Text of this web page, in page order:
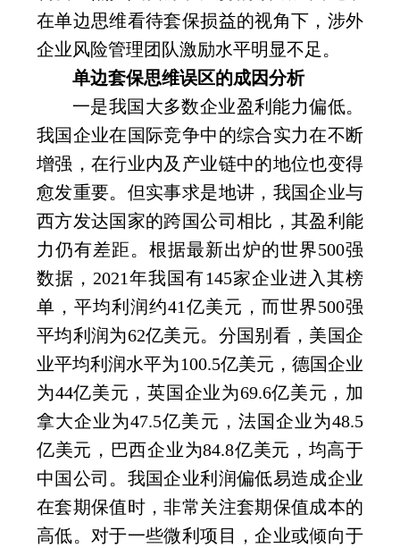
在单边思维看待套保损益的视角下，涉外
企业风险管理团队激励水平明显不足。
单边套保思维误区的成因分析
一是我国大多数企业盈利能力偏低。
我国企业在国际竞争中的综合实力在不断
增强，在行业内及产业链中的地位也变得
愈发重要。但实事求是地讲，我国企业与
西方发达国家的跨国公司相比，其盈利能
力仍有差距。根据最新出炉的世界500强
数据， 2021年我国有145家企业进入其榜
单，平均利润约41亿美元，而世界500强
平均利润为62亿美元。分国别看，美国企
业平均利润水平为100.5亿美元，德国企业
为44亿美元，英国企业为69.6亿美元，加
拿大企业为47.5亿美元，法国企业为48.5
亿美元，巴西企业为84.8亿美元，均高于
中国公司。我国企业利润偏低易造成企业
在套期保值时，非常关注套期保值成本的
高低。对于一些微利项目，企业或倾向于